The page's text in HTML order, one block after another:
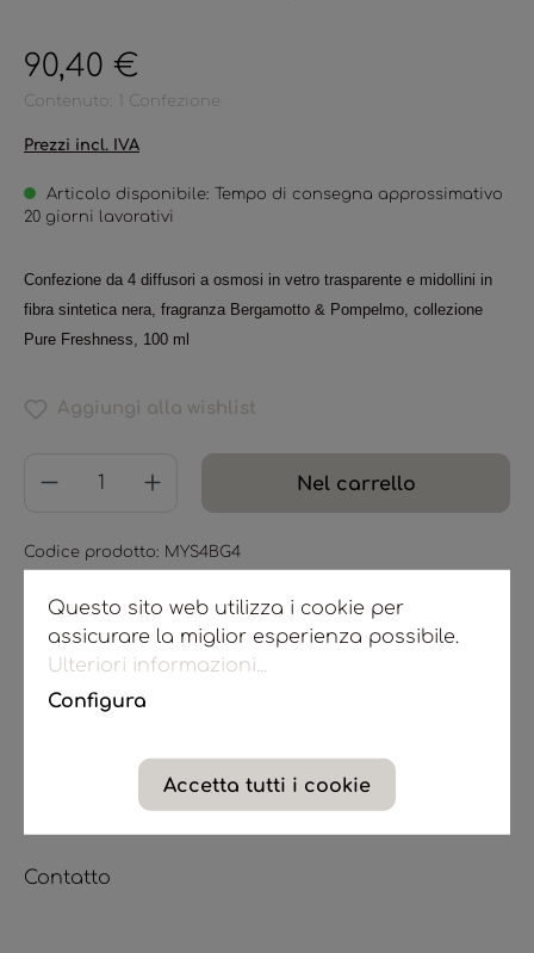
90,40 €
Contenuto: 1 Confezione
Prezzi incl. IVA
Articolo disponibile: Tempo di consegna approssimativo
20 giorni lavorativi
Confezione da 4 diffusori a osmosi in vetro trasparente e midollini in
fibra sintetica nera, fragranza Bergamotto & Pompelmo, collezione
Pure Freshness, 100 ml
Aggiungi alla wishlist
Nel carrello
Codice prodotto: MYS4BG4
Assistenza
Spedizione e pagamento
Contatto
Questo sito web utilizza i cookie per
assicurare la miglior esperienza possibile.
Ulteriori informazioni...
Configura
Accetta tutti i cookie